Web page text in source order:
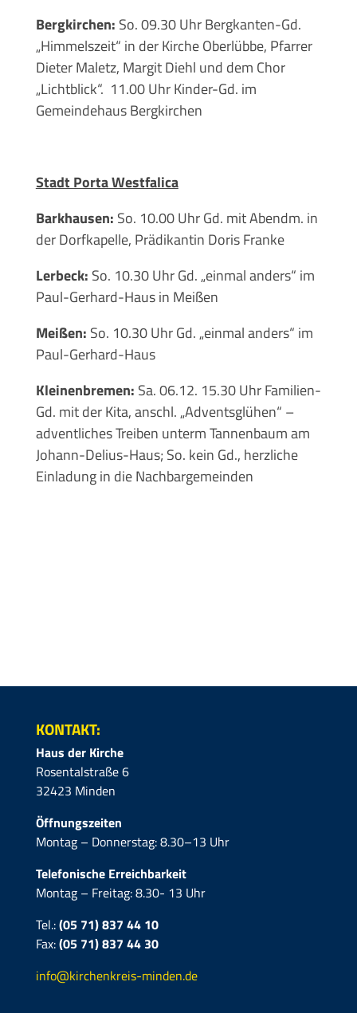
Bergkirchen: So. 09.30 Uhr Bergkanten-Gd.
„Himmelszeit“ in der Kirche Oberlübbe, Pfarrer
Dieter Maletz, Margit Diehl und dem Chor
„Lichtblick“. 11.00 Uhr Kinder-Gd. im
Gemeindehaus Bergkirchen
Stadt Porta Westfalica
Barkhausen: So. 10.00 Uhr Gd. mit Abendm. in
der Dorfkapelle, Prädikantin Doris Franke
Lerbeck: So. 10.30 Uhr Gd. „einmal anders“ im
Paul-Gerhard-Haus in Meißen
Meißen: So. 10.30 Uhr Gd. „einmal anders“ im
Paul-Gerhard-Haus
Kleinenbremen: Sa. 06.12. 15.30 Uhr Familien-
Gd. mit der Kita, anschl. „Adventsglühen“ –
adventliches Treiben unterm Tannenbaum am
Johann-Delius-Haus; So. kein Gd., herzliche
Einladung in die Nachbargemeinden
KONTAKT:
Haus der Kirche
Rosentalstraße 6
32423 Minden
Öffnungszeiten
Montag – Donnerstag: 8.30–13 Uhr
Telefonische Erreichbarkeit
Montag – Freitag: 8.30- 13 Uhr
Tel.:(05 71) 837 44 10
Fax:(05 71)837 44 30
info@kirchenkreis-minden.de